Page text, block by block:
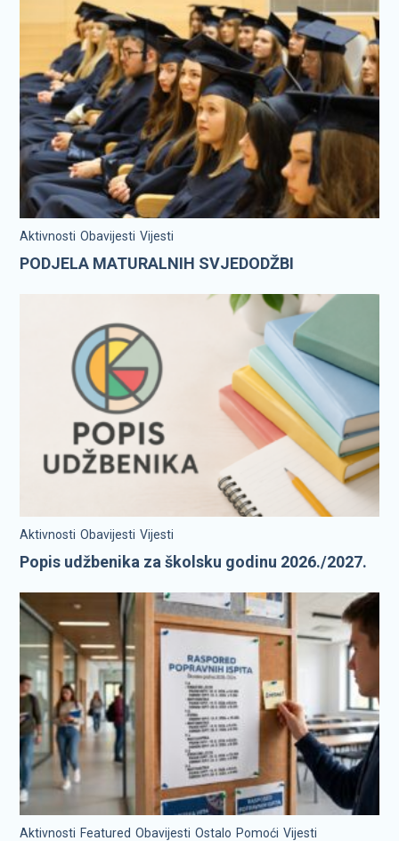
Aktivnosti Obavijesti Vijesti
PODJELA MATURALNIH SVJEDODŽBI
Aktivnosti Obavijesti Vijesti
Popis udžbenika za školsku godinu 2026./2027.
Aktivnosti Featured Obavijesti Ostalo Pomoći Vijesti